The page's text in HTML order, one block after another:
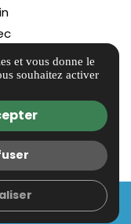
et vous donne le
souhaitez activer